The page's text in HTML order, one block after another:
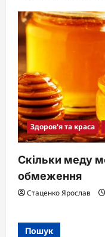
Здоров'я та краса
Скільки меду
обмеження
Стаценко Ярослав
Пошук